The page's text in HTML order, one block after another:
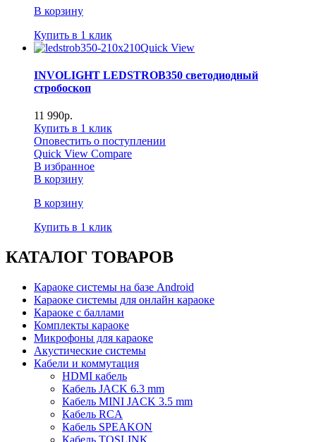
В корзину
Купить в 1 клик
Quick View
INVOLIGHT LEDSTROB350 светодиодный
стробоскоп
11 990р.
Купить в 1 клик
Оповестить о поступлении
Quick View Compare
В избранное
В корзину
В корзину
Купить в 1 клик
КАТАЛОГ ТОВАРОВ
Караоке системы на базе Android
Караоке системы для онлайн караоке
Караоке с баллами
Комплекты караоке
Микрофоны для караоке
Акустические системы
Кабели и коммутация
HDMI кабель
Кабель JACK 6.3 mm
Кабель MINI JACK 3.5 mm
Кабель RCA
Кабель SPEAKON